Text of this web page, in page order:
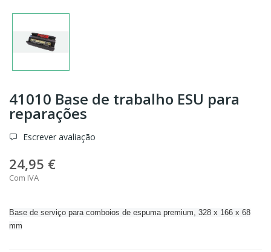
41010 Base de trabalho ESU para
reparações
Escrever avaliação
24,95 €
Com IVA
Base de serviço para comboios de espuma premium, 328 x 166 x 68
mm